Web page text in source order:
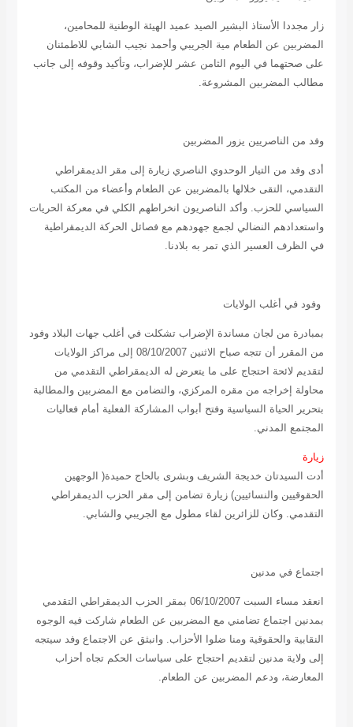
زار مجددا الأستاذ البشير الصيد عميد الهيئة الوطنية للمحامين،
المضربين عن الطعام مية الجريبي وأحمد نجيب الشابي للاطمئنان
على صحتهما في اليوم الثامن عشر للإضراب، وتأكيد وقوفه إلى جانب
مطالب المضربين المشروعة.
وفد من الناصريين يزور المضربين
أدى وفد من التيار الوحدوي الناصري زيارة إلى مقر الديمقراطي
التقدمي، التقى خلالها بالمضربين عن الطعام وأعضاء من المكتب
السياسي للحزب. وأكد الناصريون انخراطهم الكلي في معركة الحريات
واستعدادهم النضالي لجمع جهودهم مع فصائل الحركة الديمقراطية
في الظرف العسير الذي تمر به بلادنا.
وفود في أغلب الولايات
بمبادرة من لجان مساندة الإضراب تشكلت في أغلب جهات البلاد وفود
من المقرر أن تتجه صباح الاثنين 08/10/2007 إلى مراكز الولايات
لتقديم لائحة احتجاج على ما يتعرض له الديمقراطي التقدمي من
محاولة إخراجه من مقره المركزي، والتضامن مع المضربين والمطالبة
بتحرير الحياة السياسية وفتح أبواب المشاركة الفعلية أمام فعاليات
المجتمع المدني.
زيارة
أدت السيدتان خديجة الشريف وبشرى بالحاج حميدة( الوجهين
الحقوقيين والنسائيين) زيارة تضامن إلى مقر الحزب الديمقراطي
التقدمي. وكان للزائرين لقاء مطول مع الجريبي والشابي.
اجتماع في مدنين
انعقد مساء السبت 06/10/2007 بمقر الحزب الديمقراطي التقدمي
بمدنين اجتماع تضامني مع المضربين عن الطعام شاركت فيه الوجوه
النقابية والحقوقية ومنا ضلوا الأحزاب. وانبثق عن الاجتماع وفد سيتجه
إلى ولاية مدنين لتقديم احتجاج على سياسات الحكم تجاه أحزاب
المعارضة، ودعم المضربين عن الطعام.